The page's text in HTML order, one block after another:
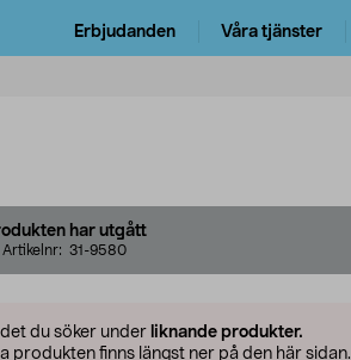
Erbjudanden Våra tjänster
har utgått
Artikelnr: 31-9580
du söker under liknande produkter.
produkten finns längst ner på den här sidan.